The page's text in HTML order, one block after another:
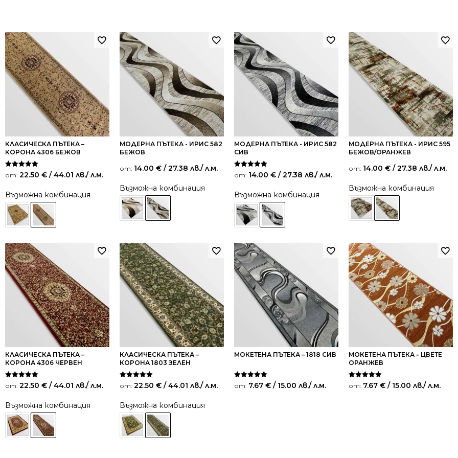
КЛАСИЧЕСКА ПЪТЕКА –
КОРОНА 4306 БЕЖОВ
Оценено на
5.00
от: 22.50 € / 44.01 лв./ л.м.
Възможна комбинация
МОДЕРНА ПЪТЕКА - ИРИС 582
БЕЖОВ
от: 14.00 € / 27.38 лв./ л.м.
Възможна комбинация
МОДЕРНА ПЪТЕКА - ИРИС 582
СИВ
Оценено на
5.00
от: 14.00 € / 27.38 лв./ л.м.
Възможна комбинация
МОДЕРНА ПЪТЕКА - ИРИС 595
БЕЖОВ/ОРАНЖЕВ
от: 14.00 € / 27.38 лв./ л.м.
Възможна комбинация
КЛАСИЧЕСКА ПЪТЕКА –
КОРОНА 4306 ЧЕРВЕН
Оценено на
5.00
от: 22.50 € / 44.01 лв./ л.м.
Възможна комбинация
КЛАСИЧЕСКА ПЪТЕКА –
КОРОНА 1803 ЗЕЛЕН
Оценено на
5.00
от: 22.50 € / 44.01 лв./ л.м.
Възможна комбинация
МОКЕТЕНА ПЪТЕКА – 1818 СИВ
Оценено на
5.00
от: 7.67 € / 15.00 лв./ л.м.
МОКЕТЕНА ПЪТЕКА – ЦВЕТЕ
ОРАНЖЕВ
Оценено на
5.00
от: 7.67 € / 15.00 лв./ л.м.